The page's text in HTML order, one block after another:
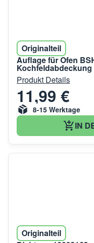
Originalteil
Auflage für Ofen
Kochfeldabdeckung
Produkt Details
11,99 €
8-15 Werktage
IN
Originalteil